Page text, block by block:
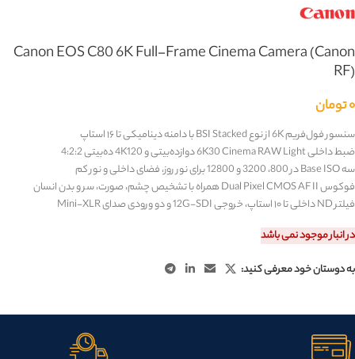
Canon EOS C80 6K Full-Frame Cinema Camera (Canon
RF)
۰تومان
سنسور فول‌فریم 6K از نوع BSI Stacked با دامنه دینامیکی تا ۱۶ استاپ
ضبط داخلی 6K30 Cinema RAW Light دوازده‌بیتی و 4K120 ده‌بیتی 4:2:2
سه Base ISO در 800، 3200 و 12800 برای نور روز، فضای داخلی و نور کم
فوکوس Dual Pixel CMOS AF II همراه با تشخیص چشم، صورت، سر و بدن انسان
فیلتر ND داخلی تا ۱۰ استاپ، خروجی 12G-SDI و دو ورودی صدای Mini-XLR
در انبار موجود نمی باشد
به دوستان خود معرفی کنید: